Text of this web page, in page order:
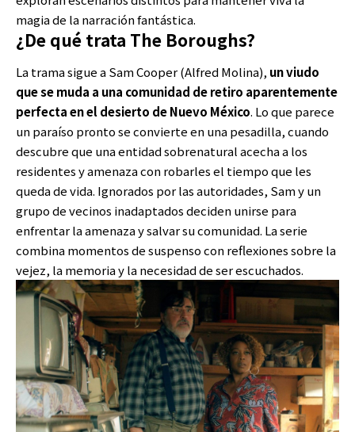
magia de la narración fantástica.
¿De qué trata The Boroughs?
La trama sigue a Sam Cooper (Alfred Molina), un viudo
que se muda a una comunidad de retiro aparentemente
perfecta en el desierto de Nuevo México. Lo que parece
un paraíso pronto se convierte en una pesadilla, cuando
descubre que una entidad sobrenatural acecha a los
residentes y amenaza con robarles el tiempo que les
queda de vida. Ignorados por las autoridades, Sam y un
grupo de vecinos inadaptados deciden unirse para
enfrentar la amenaza y salvar su comunidad. La serie
combina momentos de suspenso con reflexiones sobre la
vejez, la memoria y la necesidad de ser escuchados.